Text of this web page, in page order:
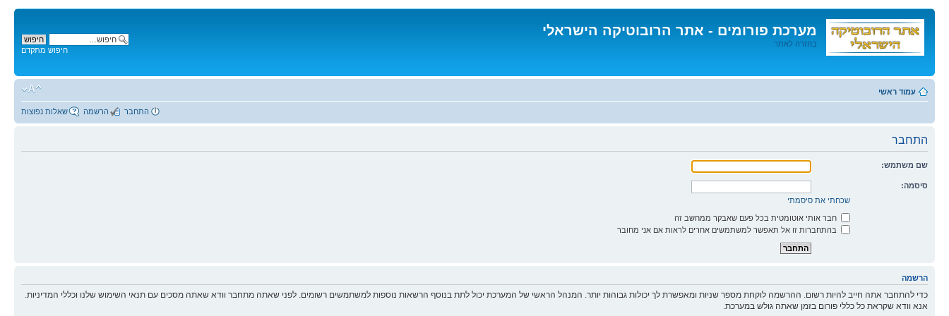
מערכת פורומים - אתר הרובוטיקה הישראלי
בחזרה לאתר
לתוכן
חיפוש מתקדם
עמוד ראשי
שאלות נפוצות הרשמה התחבר
התחבר
שם משתמש:
סיסמה:
שכחתי את סיסמתי
חבר אותי אוטומטית בכל פעם שאבקר ממחשב זה
בהתחברות זו אל תאפשר למשתמשים אחרים לראות אם אני מחובר
הרשמה
כדי להתחבר אתה חייב להיות רשום. ההרשמה לוקחת מספר שניות ומאפשרת לך יכולות גבוהות יותר. המנהל הראשי של המערכת יכול לתת בנוסף הרשאות נוספות למשתמשים רשומים. לפני שאתה מתחבר וודא שאתה מסכים עם תנאי השימוש שלנו וכללי המדיניות.
אנא וודא שקראת כל כללי פורום בזמן שאתה גולש במערכת.